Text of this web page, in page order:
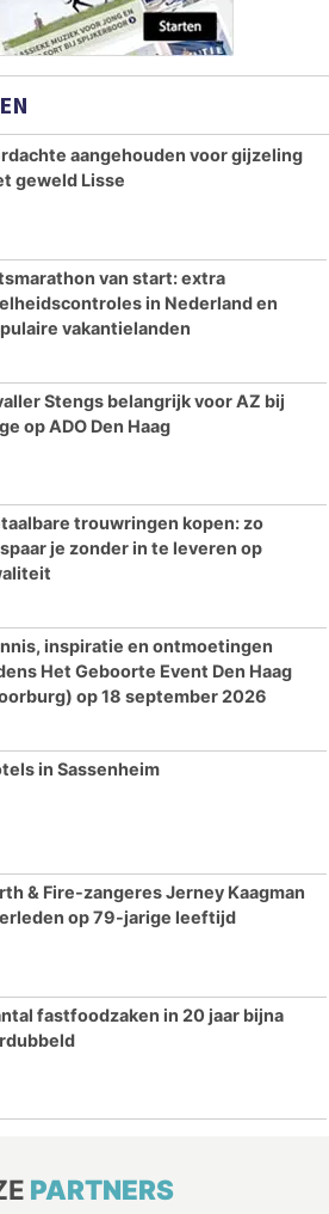
aangehouden voor gijzeling
geweld Lisse
van start: extra
in Nederland en
vakantielanden
Stengs belangrijk voor AZ bij
op ADO Den Haag
trouwringen kopen: zo
je zonder in te leveren op
inspiratie en ontmoetingen
Het Geboorte Event Den Haag
op 18 september 2026
in Sassenheim
& Fire-zangeres Jerney Kaagman
op 79-jarige leeftijd
fastfoodzaken in 20 jaar bijna
PARTNERS